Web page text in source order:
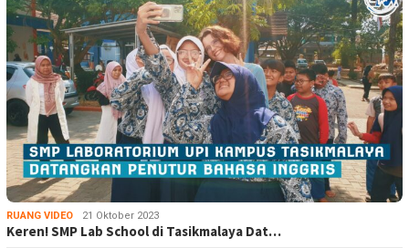
RUANG VIDEO 21 Oktober 2023
Keren! SMP Lab School di Tasikmalaya Dat…